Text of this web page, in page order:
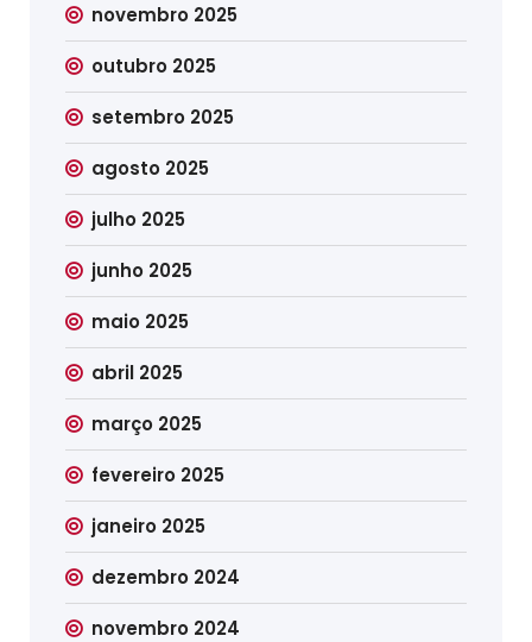
novembro 2025
outubro 2025
setembro 2025
agosto 2025
julho 2025
junho 2025
maio 2025
abril 2025
março 2025
fevereiro 2025
janeiro 2025
dezembro 2024
novembro 2024